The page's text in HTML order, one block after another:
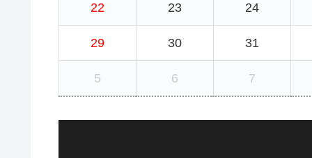
22 23 24
29 30 31
5 6 7